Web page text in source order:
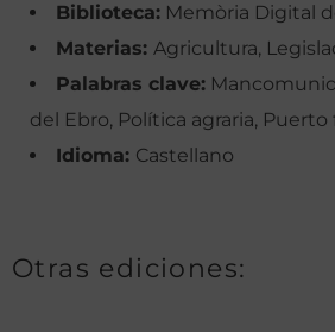
Biblioteca: Memòria Digital
Materias: Agricultura,
Palabras clave:
del Ebro, Política agraria, Puerto
Idioma: Castellano
Otras ediciones: